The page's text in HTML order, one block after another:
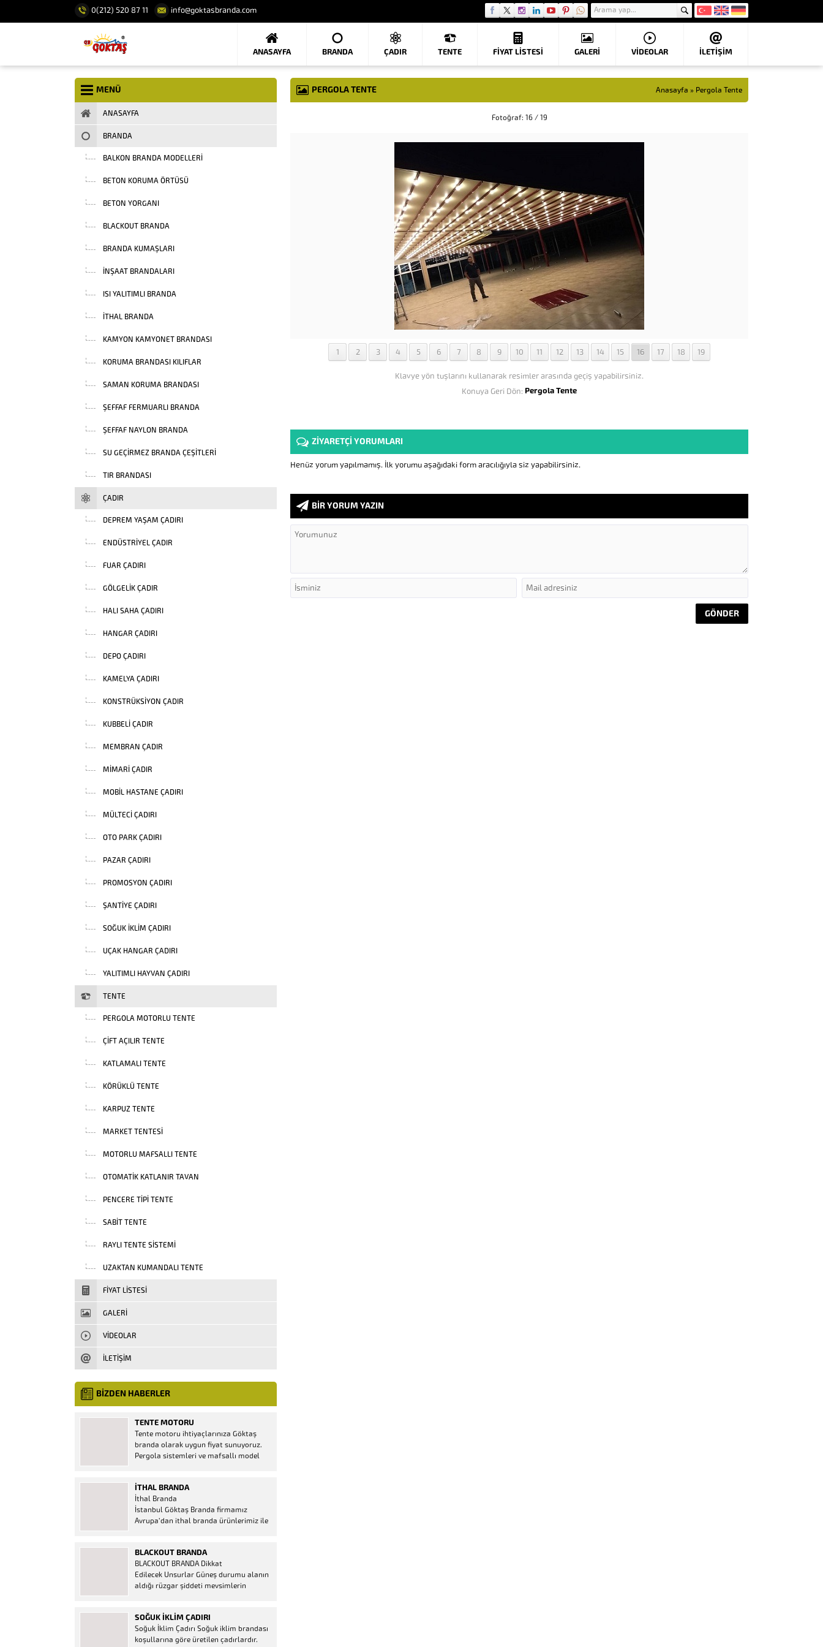
0(212) 520 87 11 info@goktasbranda.com
ANASAYFA BRANDA ÇADIR TENTE FIYAT LISTESI GALERİ VIDEOLAR İLETİŞİM
PERGOLA TENTE Anasayfa » Pergola Tente
Fotoğraf: 16 / 19
1 2 3 4 5 6 7 8 9 10 11 12 13 14 15 16 17 18 19
Klavye yön tuşlarını kullanarak resimler arasında geçiş yapabilirsiniz.
Konuya Geri Dön: Pergola Tente
ZİYARETÇİ YORUMLARI
Henüz yorum yapılmamış. İlk yorumu aşağıdaki form aracılığıyla siz yapabilirsiniz.
BİR YORUM YAZIN
MENÜ
ANASAYFA
BRANDA
BALKON BRANDA MODELLERI
BETON KORUMA ÖRTÜSÜ
BETON YORGANI
BLACKOUT BRANDA
BRANDA KUMAŞLARI
INŞAAT BRANDALARI
ISI YALITIMLI BRANDA
İTHAL BRANDA
KAMYON KAMYONET BRANDASI
KORUMA BRANDASI KILIFLAR
SAMAN KORUMA BRANDASI
ŞEFFAF FERMUARLI BRANDA
ŞEFFAF NAYLON BRANDA
SU GEÇIRMEZ BRANDA ÇEŞITLERI
TIR BRANDASI
ÇADIR
DEPREM YAŞAM ÇADIRI
ENDÜSTRIYEL ÇADIR
FUAR ÇADIRI
GÖLGELIK ÇADIR
HALI SAHA ÇADIRI
HANGAR ÇADIRI
DEPO ÇADIRI
KAMELYA ÇADIRI
KONSTRÜKSIYON ÇADIR
KUBBELI ÇADIR
MEMBRAN ÇADIR
MIMARI ÇADIR
MOBIL HASTANE ÇADIRI
MÜLTECI ÇADIRI
OTO PARK ÇADIRI
PAZAR ÇADIRI
PROMOSYON ÇADIRI
ŞANTIYE ÇADIRI
SOĞUK İKLIM ÇADIRI
UÇAK HANGAR ÇADIRI
YALITIMLI HAYVAN ÇADIRI
TENTE
PERGOLA MOTORLU TENTE
ÇIFT AÇILIR TENTE
KATLAMALI TENTE
KÖRÜKLÜ TENTE
KARPUZ TENTE
MARKET TENTESI
MOTORLU MAFSALLI TENTE
OTOMATIK KATLANIR TAVAN
PENCERE TIPI TENTE
SABIT TENTE
RAYLI TENTE SISTEMI
UZAKTAN KUMANDALI TENTE
FIYAT LISTESI
GALERİ
VIDEOLAR
İLETİŞİM
BİZDEN HABERLER
TENTE MOTORU
Tente motoru ihtiyaçlarınıza Göktaş
branda olarak uygun fiyat sunuyoruz.
Pergola sistemleri ve mafsallı model
mevcuttur. Kumanda ve diğer aparatlar
firmamızda mevcuttur.
İTHAL BRANDA
İthal Branda
İstanbul Göktaş Branda firmamız
Avrupa’dan ithal branda ürünlerimiz ile
Ürün Al dükkanı ürünleri peşin fiyatına
bol taksitle Göktaş Branda Çeşitleri
Adresinde, 1.kalite ithal ürün ne demek
Brandacı sektöründe faaliyet gösteren,
BLACKOUT BRANDA
BLACKOUT BRANDA Dikkat
Edilecek Unsurlar Güneş durumu alanın
aldığı rüzgar şiddeti mevsimlerin
düşünmeniz gereken bir kaç faktörden
biridir. Türkiye’nin lider Branda markası
Göktaş Branda, Hazine ve Maliye Bakanı
SOĞUK İKLIM ÇADIRI
Soğuk İklim Çadırı Soğuk iklim brandası
koşullarına göre üretilen çadırlardır.